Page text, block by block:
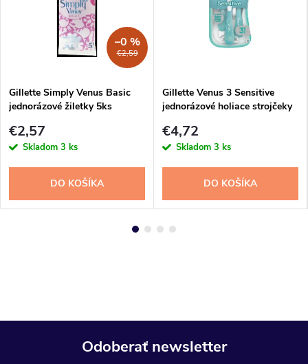
€2,59
–0 %
Gillette Simply Venus Basic
jednorázové žiletky 5ks
€2,57
Skladom 3 ks
DO KOŠÍKA
Gillette Venus 3 Sensitive
jednorázové holiace strojčeky
€4,72
Skladom 3 ks
DO KOŠÍKA
Odoberať newsletter